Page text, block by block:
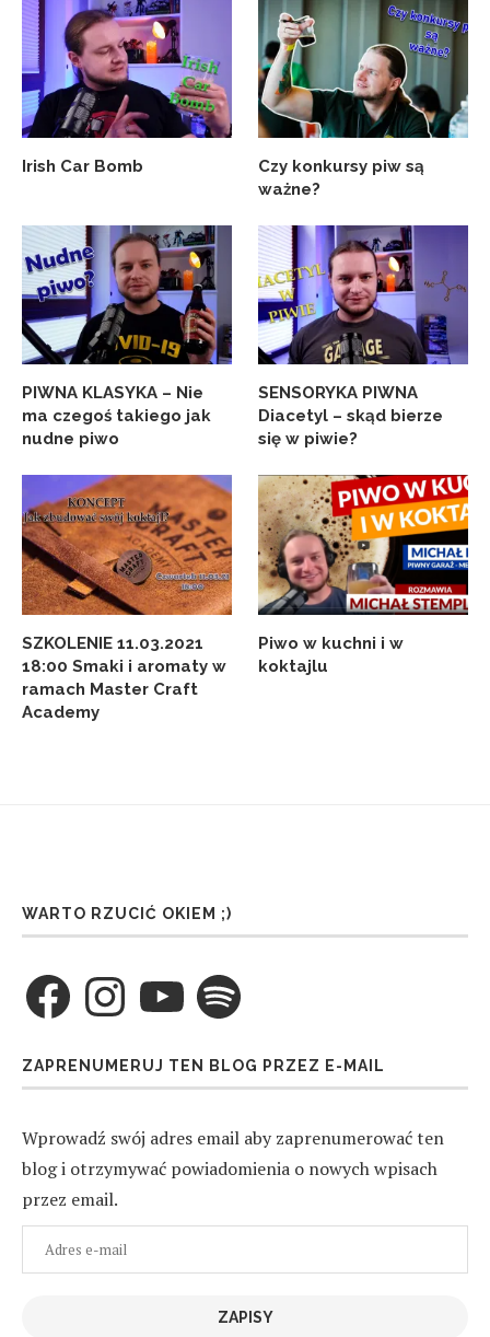
Irish Car Bomb
Czy konkursy piw są
ważne?
PIWNA KLASYKA – Nie
ma czegoś takiego jak
nudne piwo
SENSORYKA PIWNA
Diacetyl – skąd bierze
się w piwie?
SZKOLENIE 11.03.2021
18:00 Smaki i aromaty w
ramach Master Craft
Academy
Piwo w kuchni i w
koktajlu
WARTO RZUCIĆ OKIEM ;)
FacebookInstagramYouTube Spotify
ZAPRENUMERUJ TEN BLOG PRZEZ E-MAIL
Wprowadź swój adres email aby zaprenumerować ten
blog i otrzymywać powiadomienia o nowych wpisach
przez email.
Adres
ZAPISY